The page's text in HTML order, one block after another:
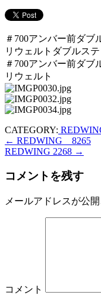
＃700アンバー前
リウェ
＃700アンバー前
リウェルト
CATEGORY:
← REDWING 8265
REDWING 2268 →
コメントを残す
メールアドレスが公
コメント